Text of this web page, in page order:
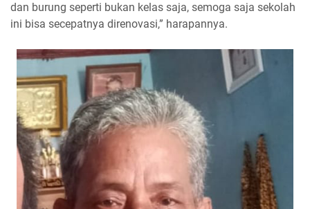
dan burung seperti bukan kelas saja, semoga saja sekolah
ini bisa secepatnya direnovasi,” harapannya.